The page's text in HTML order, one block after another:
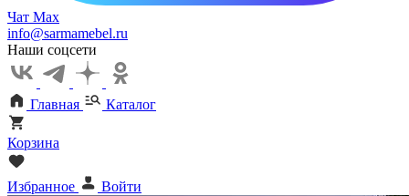
Чат Max
info@sarmamebel.ru
Наши соцсети
Главная Каталог
Корзина
Избранное Войти